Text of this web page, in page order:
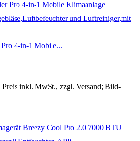
4-in-1 Mobile...
Preis inkl. MwSt., zzgl. Versand; Bild-